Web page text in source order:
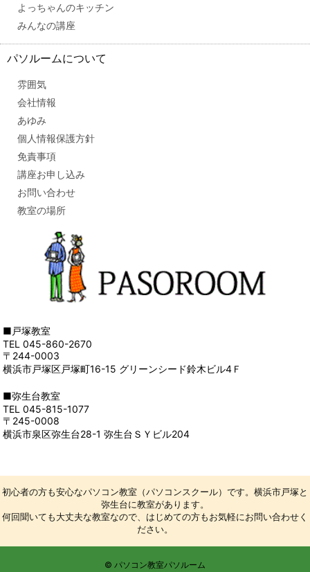
よっちゃんのキッチン
みんなの講座
パソルームについて
雰囲気
会社情報
あゆみ
個人情報保護方針
免責事項
講座お申し込み
お問い合わせ
教室の場所
■戸塚教室
TEL 045-860-2670
〒244-0003
横浜市戸塚区戸塚町16-15 グリーンシード鈴木ビル4Ｆ
■弥生台教室
TEL 045-815-1077
〒245-0008
横浜市泉区弥生台28-1 弥生台ＳＹビル204
初心者の方も安心なパソコン教室（パソコンスクール）です。横浜市戸塚と
弥生台に教室があります。
何回聞いても大丈夫な教室なので、はじめての方もお気軽にお問い合わせく
ださい。
© パソコン教室パソルーム